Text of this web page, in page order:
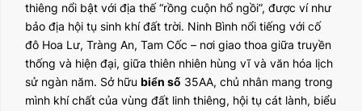
thiêng nổi bật với địa thế “rồng cuộn hổ ngồi”, được ví như
bảo địa hội tụ sinh khí đất trời. Ninh Bình nổi tiếng với cố
đô Hoa Lư, Tràng An, Tam Cốc – nơi giao thoa giữa truyền
thống và hiện đại, giữa thiên nhiên hùng vĩ và văn hóa lịch
sử ngàn năm. Sở hữu biển số 35AA, chủ nhân mang trong
mình khí chất của vùng đất linh thiêng, hội tụ cát lành, biểu